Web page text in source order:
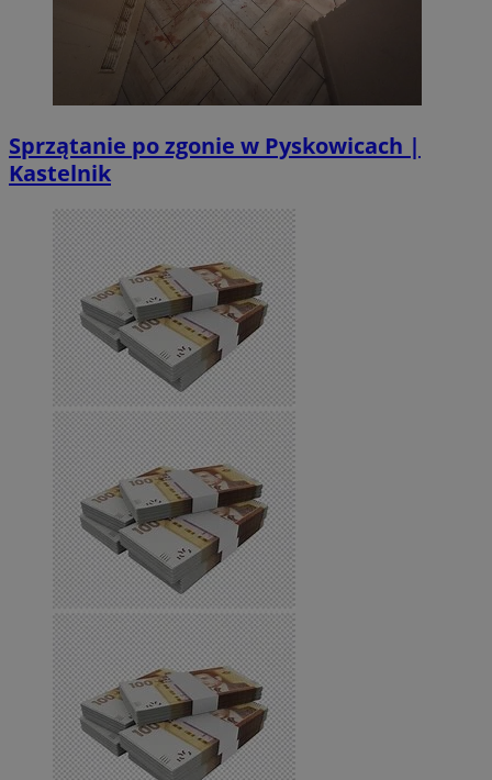
Sprzątanie po zgonie w Pyskowicach |
Kastelnik